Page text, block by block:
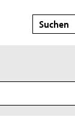
Suche